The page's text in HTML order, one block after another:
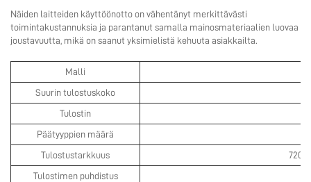
Näiden laitteiden käyttöönotto on vähentänyt merkittävästi
toimintakustannuksia ja parantanut samalla mainosmateriaalien luovaa
joustavuutta, mikä on saanut yksimielistä kehuuta asiakkailta.
Malli
Suurin tulostuskoko
Tulostin
Päätyyppien määrä
Tulostustarkkuus 720/
Tulostimen puhdistus